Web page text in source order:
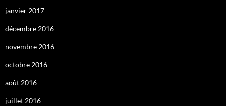
janvier 2017
décembre 2016
novembre 2016
octobre 2016
août 2016
juillet 2016